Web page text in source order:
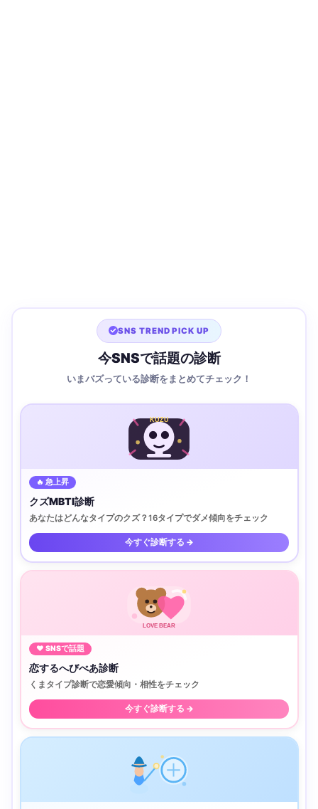
SNS TREND PICK UP
今SNSで話題の診断
いまバズっている診断をまとめてチェック！
KUZU
🔥 急上昇
クズMBTI診断
あなたはどんなタイプのクズ？16タイプでダメ傾向をチェック
今すぐ診断する →
LOVE BEAR
♥ SNSで話題
恋するへびべあ診断
くまタイプ診断で恋愛傾向・相性をチェック
今すぐ診断する →